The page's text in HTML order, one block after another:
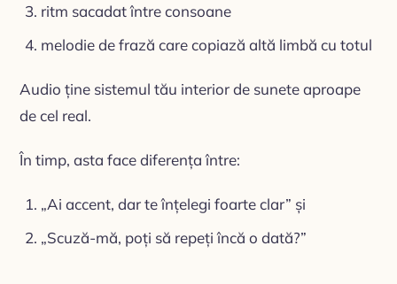
ritm sacadat între consoane
melodie de frază care copiază altă limbă cu totul
Audio ține sistemul tău interior de sunete aproape
de cel real.
În timp, asta face diferența între:
„Ai accent, dar te înțelegi foarte clar” și
„Scuză-mă, poți să repeți încă o dată?”